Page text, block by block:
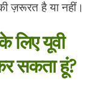
ज़रूरत है या नहीं।
लिए यूवी
सकता हूं?